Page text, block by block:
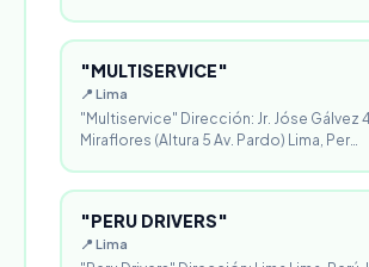
"MULTISERVICE"
📍 Lima
"Multiservice" Dirección: Jr. Jóse Gálvez
Miraflores (Altura 5 Av. Pardo) Lima, Per…
"PERU DRIVERS"
📍 Lima